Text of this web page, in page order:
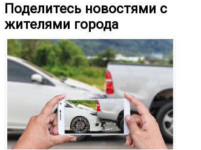
Поделитесь новостями с
жителями города